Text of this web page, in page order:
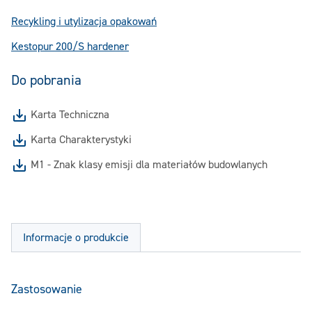
Recykling i utylizacja opakowań
Kestopur 200/S hardener
Do pobrania
Karta Techniczna
Karta Charakterystyki
M1 - Znak klasy emisji dla materiałów budowlanych
Informacje o produkcie
Zastosowanie